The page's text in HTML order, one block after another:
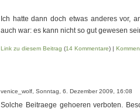
Ich hatte dann doch etwas anderes vor,
auch war: es kann nicht so gut gewesen
Link zu diesem Beitrag (14 Kommentare) |
venice_wolf, Sonntag, 6. Dezember 2009, 16:08
Solche Beitraege gehoeren verboten.